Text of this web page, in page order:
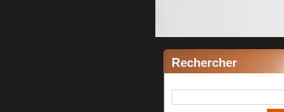
Rechercher